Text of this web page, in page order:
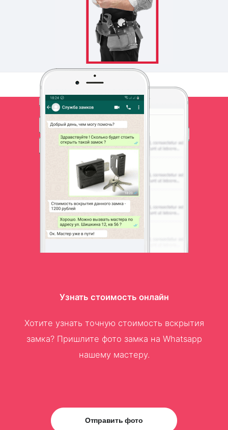
Узнать стоимость онлайн
Хотите узнать точную стоимость вскрытия
замка? Пришлите фото замка на Whatsapp
нашему мастеру.
Отправить фото